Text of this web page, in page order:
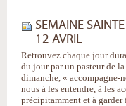
SEMAINE
12 AVRIL
Retrouvez chaque jour
du jour par un pasteur de
dimanche, « accompagne-
nous à les entendre, à les
précipitamment et à